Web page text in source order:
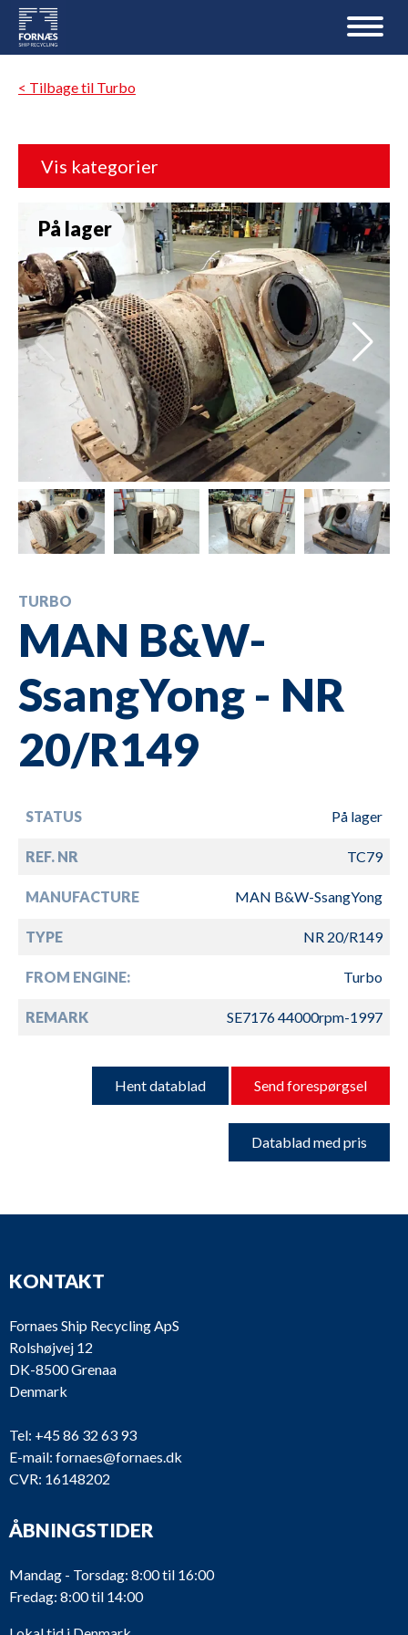
< Tilbage til Turbo
Vis kategorier
På lager
TURBO
MAN B&W-
SsangYong - NR
20/R149
STATUS På lager
REF. NR TC79
MANUFACTURE MAN B&W-SsangYong
TYPE NR 20/R149
FROM ENGINE: Turbo
REMARK SE7176 44000rpm-1997
Hent datablad Send forespørgsel
Datablad med pris
KONTAKT
Fornaes Ship Recycling ApS
Rolshøjvej 12
DK-8500 Grenaa
Denmark
Tel: +45 86 32 63 93
E-mail: fornaes@fornaes.dk
CVR: 16148202
ÅBNINGSTIDER
Mandag - Torsdag: 8:00 til 16:00
Fredag: 8:00 til 14:00